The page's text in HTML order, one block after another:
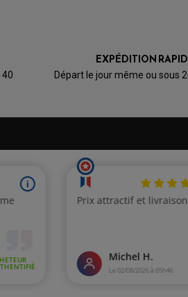
40
EXPÉDITION
Départ le jour même ou sous